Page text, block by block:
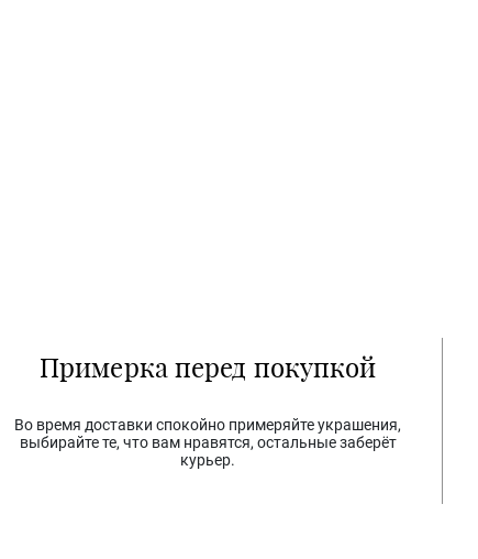
Примерка перед покупкой
Во время доставки спокойно примеряйте украшения,
выбирайте те, что вам нравятся, остальные заберёт
курьер.